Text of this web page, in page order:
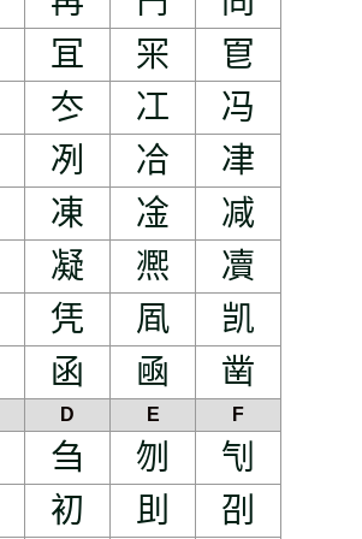
冝 冞
冟
冭 冮
冯
冽 冾
冿
凍 凎
减
凝 凞
凟
凭 凮
凯
函 凾 凿
D E F
刍 刎
刏
初 刞 刟